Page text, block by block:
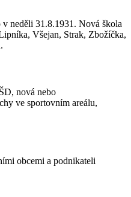
neděli 31.8.1931. Nová škola
Všejan, Strak, Zbožíčka,
nová nebo
ve sportovním areálu,
obcemi a podnikateli